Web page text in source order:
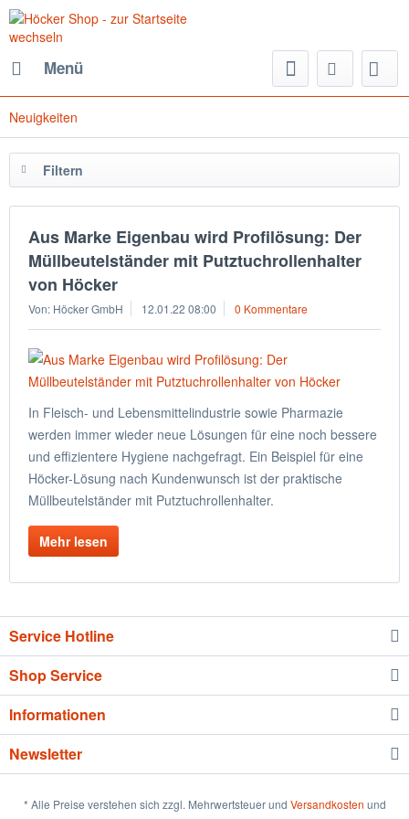
Menü
Neuigkeiten
Filtern
Aus Marke Eigenbau wird Profilösung: Der
Müllbeutelständer mit Putztuchrollenhalter
von Höcker
Von: Höcker GmbH 12.01.22 08:00 0 Kommentare
In Fleisch- und Lebensmittelindustrie sowie Pharmazie
werden immer wieder neue Lösungen für eine noch bessere
und effizientere Hygiene nachgefragt. Ein Beispiel für eine
Höcker-Lösung nach Kundenwunsch ist der praktische
Müllbeutelständer mit Putztuchrollenhalter.
Mehr lesen
Service Hotline
Shop Service
Informationen
Newsletter
* Alle Preise verstehen sich zzgl. Mehrwertsteuer und Versandkosten und